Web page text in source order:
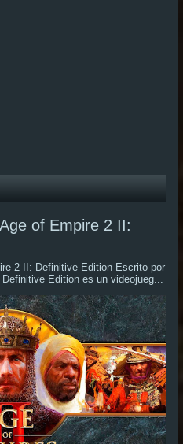
of Empire 2 II:
2 II: Definitive Edition Escrito por
Edition es un videojueg...